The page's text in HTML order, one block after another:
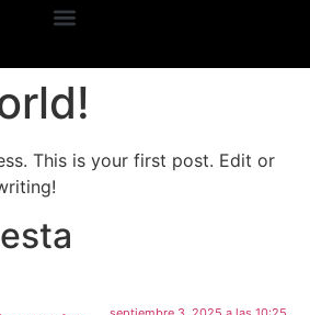
This is your first post. Edit or